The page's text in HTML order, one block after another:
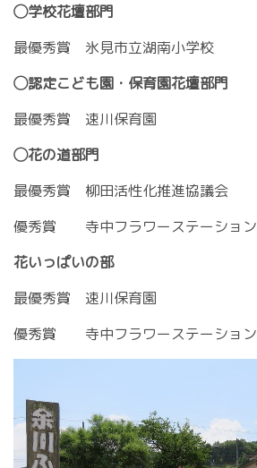
◯学校花壇部門
最優秀賞 氷見市立湖南小学校
◯認定こども園・保育園花壇部門
最優秀賞 速川保育園
◯花の道部門
最優秀賞 柳田活性化推進協議会
優秀賞 寺中フラワーステーション
花いっぱいの部
最優秀賞 速川保育園
優秀賞 寺中フラワーステーション